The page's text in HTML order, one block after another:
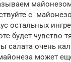
с
остальных
будет чувство
салата очень
может